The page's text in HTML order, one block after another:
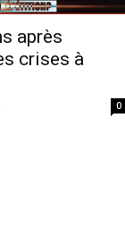
après
crises à
0